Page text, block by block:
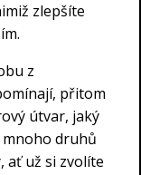
zlepšíte
z
přitom
útvar, jaký
mnoho druhů
ať už si zvolíte